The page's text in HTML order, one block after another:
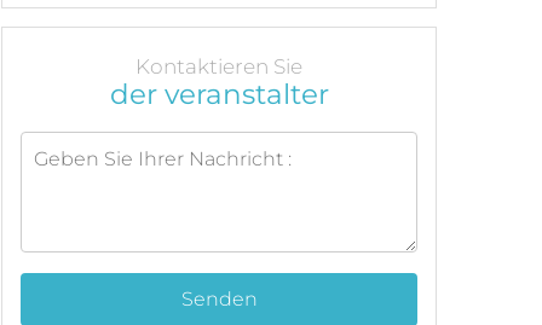
Kontaktieren Sie
der veranstalter
Senden